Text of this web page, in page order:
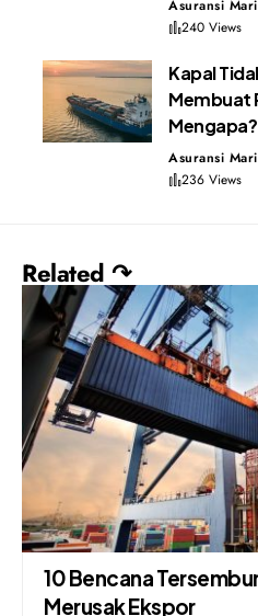
Asuransi
240 Views
Kapal
Membuat
Mengapa?
Asuransi
236 Views
Related ↷
10 Bencana
Merusak Ekspor